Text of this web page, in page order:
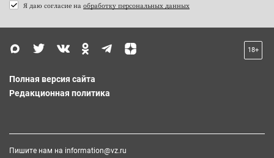
Я даю согласие на обработку персональных данных
18+
Полная версия сайта
Редакционная политика
Пишите нам на information@vz.ru